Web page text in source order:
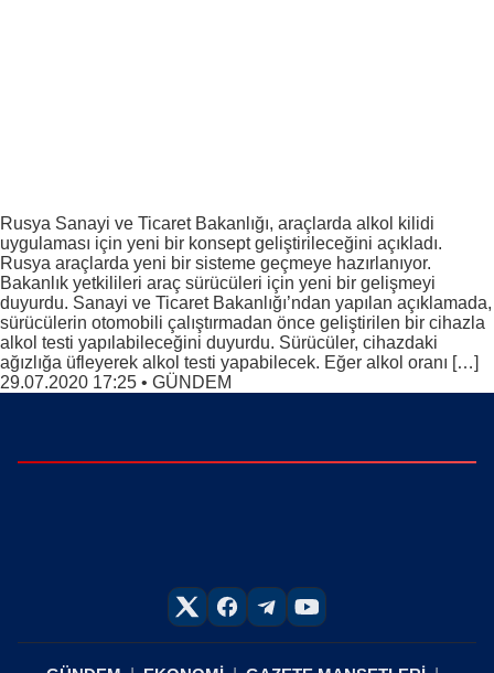
Rusya Sanayi ve Ticaret Bakanlığı, araçlarda alkol kilidi
uygulaması için yeni bir konsept geliştirileceğini açıkladı.
Rusya araçlarda yeni bir sisteme geçmeye hazırlanıyor.
Bakanlık yetkilileri araç sürücüleri için yeni bir gelişmeyi
duyurdu. Sanayi ve Ticaret Bakanlığı’ndan yapılan açıklamada,
sürücülerin otomobili çalıştırmadan önce geliştirilen bir cihazla
alkol testi yapılabileceğini duyurdu. Sürücüler, cihazdaki
ağızlığa üfleyerek alkol testi yapabilecek. Eğer alkol oranı […]
29.07.2020 17:25 • GÜNDEM